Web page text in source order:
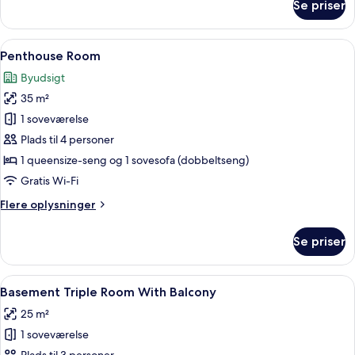
Double
Room
Se priser
Indlæs
alle
billeder
af
Penthouse
Room
Et hotelværelse med en stor seng,
13
Penthouse Room
Byudsigt
35 m²
1 soveværelse
Plads til 4 personer
1 queensize-seng og 1 sovesofa (dobbeltseng)
Gratis Wi-Fi
Flere oplysninger
Flere
Room
Se priser
Indlæs
alle
billeder
af
Et hotelværelse med to senge, et
4
Basement Triple Room With Balcony
25 m²
1 soveværelse